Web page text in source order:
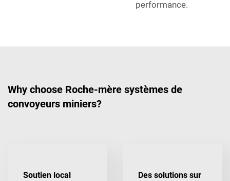
performance.
Why choose Roche-mère systèmes de
convoyeurs miniers?
Soutien local
Des solutions sur